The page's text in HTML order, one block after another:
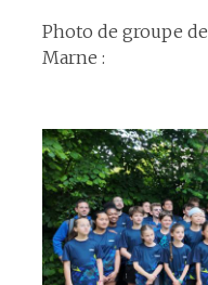
Photo de groupe
Marne :